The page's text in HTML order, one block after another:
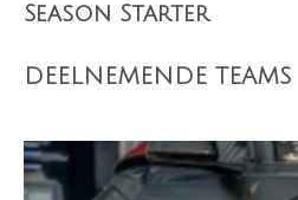
Season Starter
DEELNEMENDE TEAMS